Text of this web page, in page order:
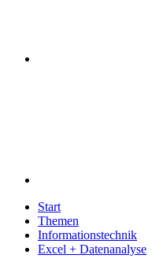
Start
Themen
Informationstechnik
Excel + Datenanalyse